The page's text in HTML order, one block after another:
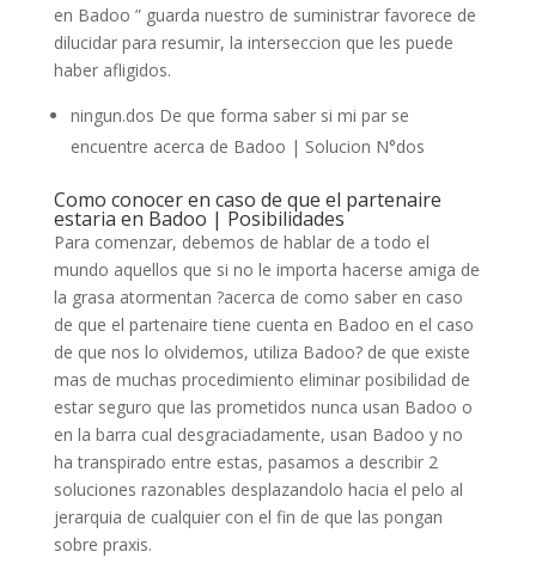
en Badoo ” guarda nuestro de suministrar favorece de
dilucidar para resumir, la interseccion que les puede
haber afligidos.
ningun.dos De que forma saber si mi par se
encuentre acerca de Badoo | Solucion N°dos
Como conocer en caso de que el partenaire
estaria en Badoo | Posibilidades
Para comenzar, debemos de hablar de a todo el
mundo aquellos que si no le importa hacerse amiga de
la grasa atormentan ?acerca de como saber en caso
de que el partenaire tiene cuenta en Badoo en el caso
de que nos lo olvidemos, utiliza Badoo? de que existe
mas de muchas procedimiento eliminar posibilidad de
estar seguro que las prometidos nunca usan Badoo o
en la barra cual desgraciadamente, usan Badoo y no
ha transpirado entre estas, pasamos a describir 2
soluciones razonables desplazandolo hacia el pelo al
jerarquia de cualquier con el fin de que las pongan
sobre praxis.